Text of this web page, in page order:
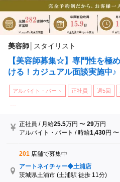
美容師 スタイリスト
【美容師募集☆】専門性を極
ける！カジュアル面談実施中♪
アルバイト・パート 正社員 週5回
正社員 / 月給25.5万円 〜29万円
アルバイト・パート /時給1,430円
201 店舗で募集中
アートネイチャー◆土浦店
茨城県土浦市 (土浦駅 徒歩 11分)